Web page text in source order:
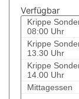
Verfügbar
Krippe
08:00 Uhr
Krippe
13.30 Uhr
Krippe
14.00 Uhr
Mittagessen